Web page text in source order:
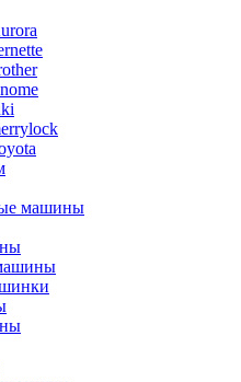
машины